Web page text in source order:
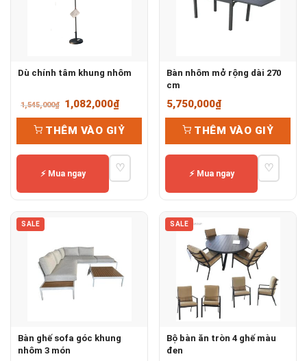
Dù chính tâm khung nhôm
1,545,000₫
Giá
gốc
là:
1,545,000₫.
1,082,000₫Giá
hiện
tại
là:
1,082,000₫.
THÊM VÀO GIỶ
⚡ Mua ngay ♡
Bàn nhôm mở rộng dài 270
cm
5,750,000₫
THÊM VÀO GIỶ
⚡ Mua ngay ♡
SALE
Bàn ghế sofa góc khung
nhôm 3 món
SALE
Bộ bàn ăn tròn 4 ghế màu
đen